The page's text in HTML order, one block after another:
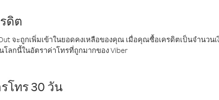
ดิต
จะถูกเพิ่มเข้าในยอดคงเหลือของคุณ เมื่อคุณซื้อเครดิตเป็นจำนว
โลกนี้ในอัตราค่าโทรที่ถูกมากของ Viber
โทร 30 วัน